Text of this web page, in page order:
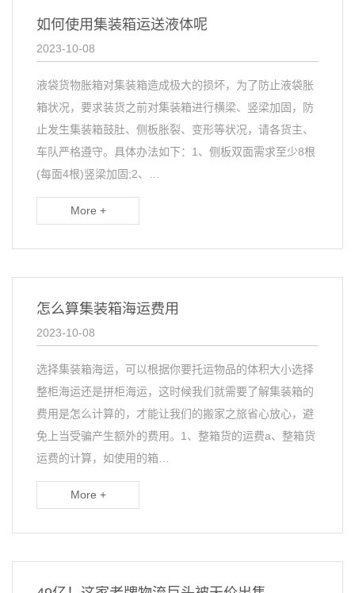
如何使用集装箱运送液体呢
2023-10-08
液袋货物胀箱对集装箱造成极大的损坏，为了防止液袋胀
箱状况，要求装货之前对集装箱进行横梁、竖梁加固，防
止发生集装箱鼓肚、侧板胀裂、变形等状况，请各货主、
车队严格遵守。具体办法如下：1、侧板双面需求至少8根
(每面4根)竖梁加固;2、…
More +
怎么算集装箱海运费用
2023-10-08
选择集装箱海运，可以根据你要托运物品的体积大小选择
整柜海运还是拼柜海运，这时候我们就需要了解集装箱的
费用是怎么计算的，才能让我们的搬家之旅省心放心，避
免上当受骗产生额外的费用。1、整箱货的运费a、整箱货
运费的计算，如使用的箱…
More +